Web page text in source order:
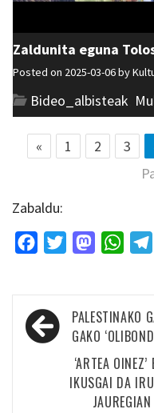
Zaldunita eguna
Posted on 2025-03-06 by
Bideo_albisteak
« 1 2 3
Zabaldu:
FacebookTwitterMastodon
Bidalketetan
zehar
nabigatu
PALESTINAKO
GAKO
‘ARTEA
IKUSGAI DA